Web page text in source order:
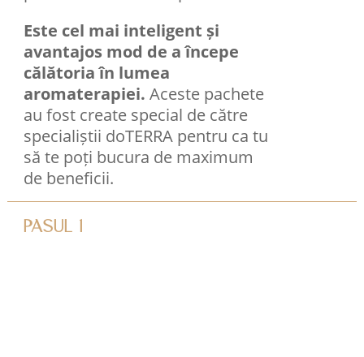
Este cel mai inteligent și
avantajos mod de a începe
călătoria în lumea
aromaterapiei. Aceste pachete
au fost create special de către
specialiștii doTERRA pentru ca tu
să te poți bucura de maximum
de beneficii.
PASUL 1